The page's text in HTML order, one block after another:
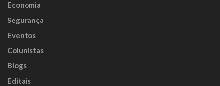
Economia
Segurança
Eventos
Colunistas
Blogs
Editais